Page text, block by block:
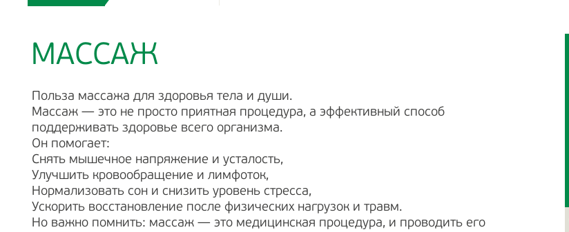
РАЗДЕЛ
МАССАЖ
Польза массажа для здоровья тела и души.
Массаж — это не просто приятная процедура, а эффективный способ
поддерживать здоровье всего организма.
Он помогает:
Снять мышечное напряжение и усталость,
Улучшить кровообращение и лимфоток,
Нормализовать сон и снизить уровень стресса,
Ускорить восстановление после физических нагрузок и травм.
Но важно помнить: массаж — это медицинская процедура, и проводить его